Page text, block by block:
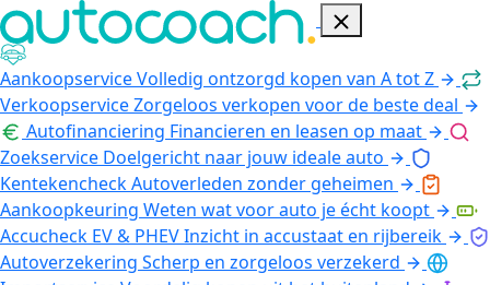
AankoopserviceVolledig ontzorgd kopen van A tot Z
VerkoopserviceZorgeloos verkopen voor de beste deal
Autofinanciering Financieren en leasen op maat
Zoekservice Doelgericht naar jouw ideale auto
KentekencheckAutoverleden zonder geheimen
Aankoopkeuring Weten wat voor auto je écht koopt
Accucheck EV & PHEVInzicht in accustaat en rijbereik
Autoverzekering Scherp en zorgeloos verzekerd